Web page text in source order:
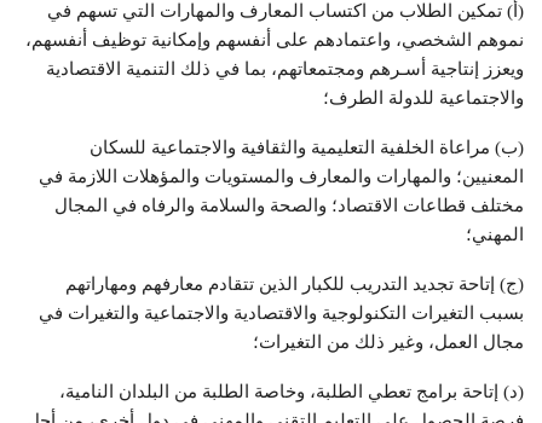
(أ) تمكين الطلاب من اكتساب المعارف والمهارات التي تسهم في
نموهم الشخصي، واعتمادهم على أنفسهم وإمكانية توظيف أنفسهم،
ويعزز إنتاجية أسـرهم ومجتمعاتهم، بما في ذلك التنمية الاقتصادية
والاجتماعية للدولة الطرف؛
(ب) مراعاة الخلفية التعليمية والثقافية والاجتماعية للسكان
المعنيين؛ والمهارات والمعارف والمستويات والمؤهلات اللازمة في
مختلف قطاعات الاقتصاد؛ والصحة والسلامة والرفاه في المجال
المهني؛
(ج) إتاحة تجديد التدريب للكبار الذين تتقادم معارفهم ومهاراتهم
بسبب التغيرات التكنولوجية والاقتصادية والاجتماعية والتغيرات في
مجال العمل، وغير ذلك من التغيرات؛
(د) إتاحة برامج تعطي الطلبة، وخاصة الطلبة من البلدان النامية،